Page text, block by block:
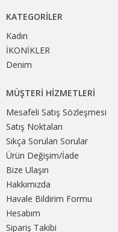
KATEGORILER
Kadın
İKONİKLER
Denim
MÜŞTERI HIZMETLERI
Mesafeli Satış Sözleşmesi
Satış Noktaları
Sıkça Sorulan Sorular
Ürün Değişim/İade
Bize Ulaşın
Hakkımızda
Havale Bildirim Formu
Hesabım
Sipariş Takibi